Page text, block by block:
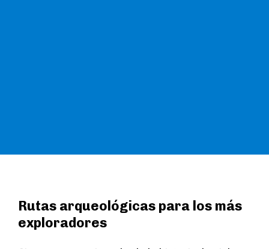
Rutas arqueológicas para los más
exploradores